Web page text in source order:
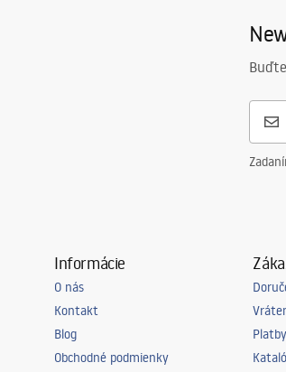
Informácie
O nás
Kontakt
Blog
Obchodné podmienky
Platby